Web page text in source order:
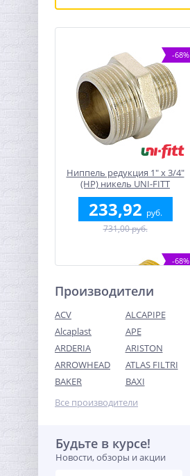
-68%
Ниппель редукция 1" x 3/4"
(НР) никель UNI-FITT
233,92 руб.
731,00 руб.
-68%
Бочонок резьбовой (НР)
1/2" x 80 мм UNI-FITT
293,44
Производители
ACV
ALCAPIPE
Alcaplast
APE
ARDERIA
ARISTON
ARROWHEAD
ATLAS FILTRI
BAKER
BAXI
Все производители
Будьте в курсе!
Новости, обзоры и акции